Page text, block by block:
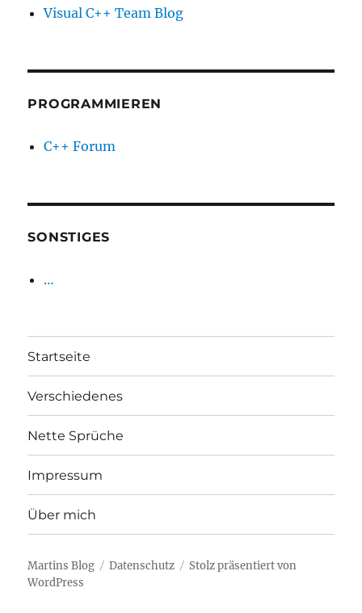
Visual C++ Team Blog
PROGRAMMIEREN
C++ Forum
SONSTIGES
…
Startseite
Verschiedenes
Nette Sprüche
Impressum
Über mich
Martins Blog Datenschutz
Stolz präsentiert von
WordPress